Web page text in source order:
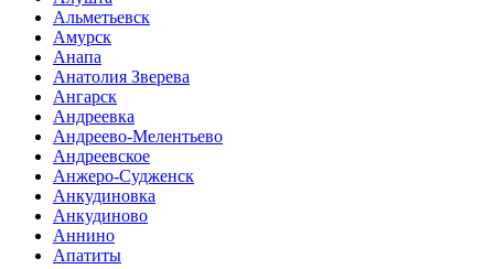
Альметьевск
Амурск
Анапа
Анатолия Зверева
Ангарск
Андреевка
Андреево-Мелентьево
Андреевское
Анжеро-Судженск
Анкудиновка
Анкудиново
Аннино
Апатиты